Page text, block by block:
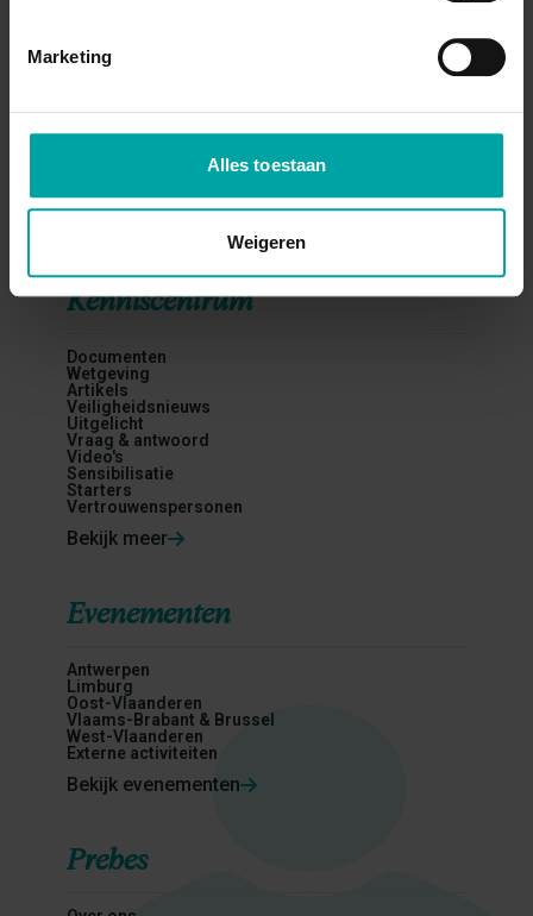
Marketing
Alles toestaan
Weigeren
Reserveer een standplaats tijdens de Prenne beurs
Adverteren via onze nieuwsbrief
Vacature verspreiden
Kenniscentrum
Documenten
Wetgeving
Artikels
Veiligheidsnieuws
Uitgelicht
Vraag & antwoord
Video's
Sensibilisatie
Starters
Vertrouwenspersonen
Bekijk meer
Evenementen
Antwerpen
Limburg
Oost-Vlaanderen
Vlaams-Brabant & Brussel
West-Vlaanderen
Externe activiteiten
Bekijk evenementen
Prebes